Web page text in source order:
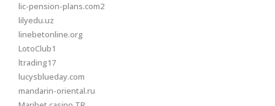
lic-pension-plans.com2
lilyedu.uz
linebetonline.org
LotoClub1
ltrading17
lucysblueday.com
mandarin-oriental.ru